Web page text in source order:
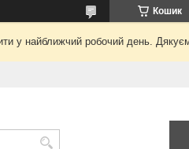
Кошик
у найближчий робочий день.